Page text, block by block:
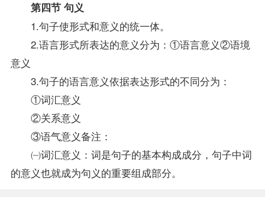
第四节 句义
1.句子使形式和意义的统一体。
2.语言形式所表达的意义分为：①语言意义②语境
意义
3.句子的语言意义依据表达形式的不同分为：
①词汇意义
②关系意义
③语气意义备注：
㈠词汇意义：词是句子的基本构成成分，句子中词
的意义也就成为句义的重要组成部分。